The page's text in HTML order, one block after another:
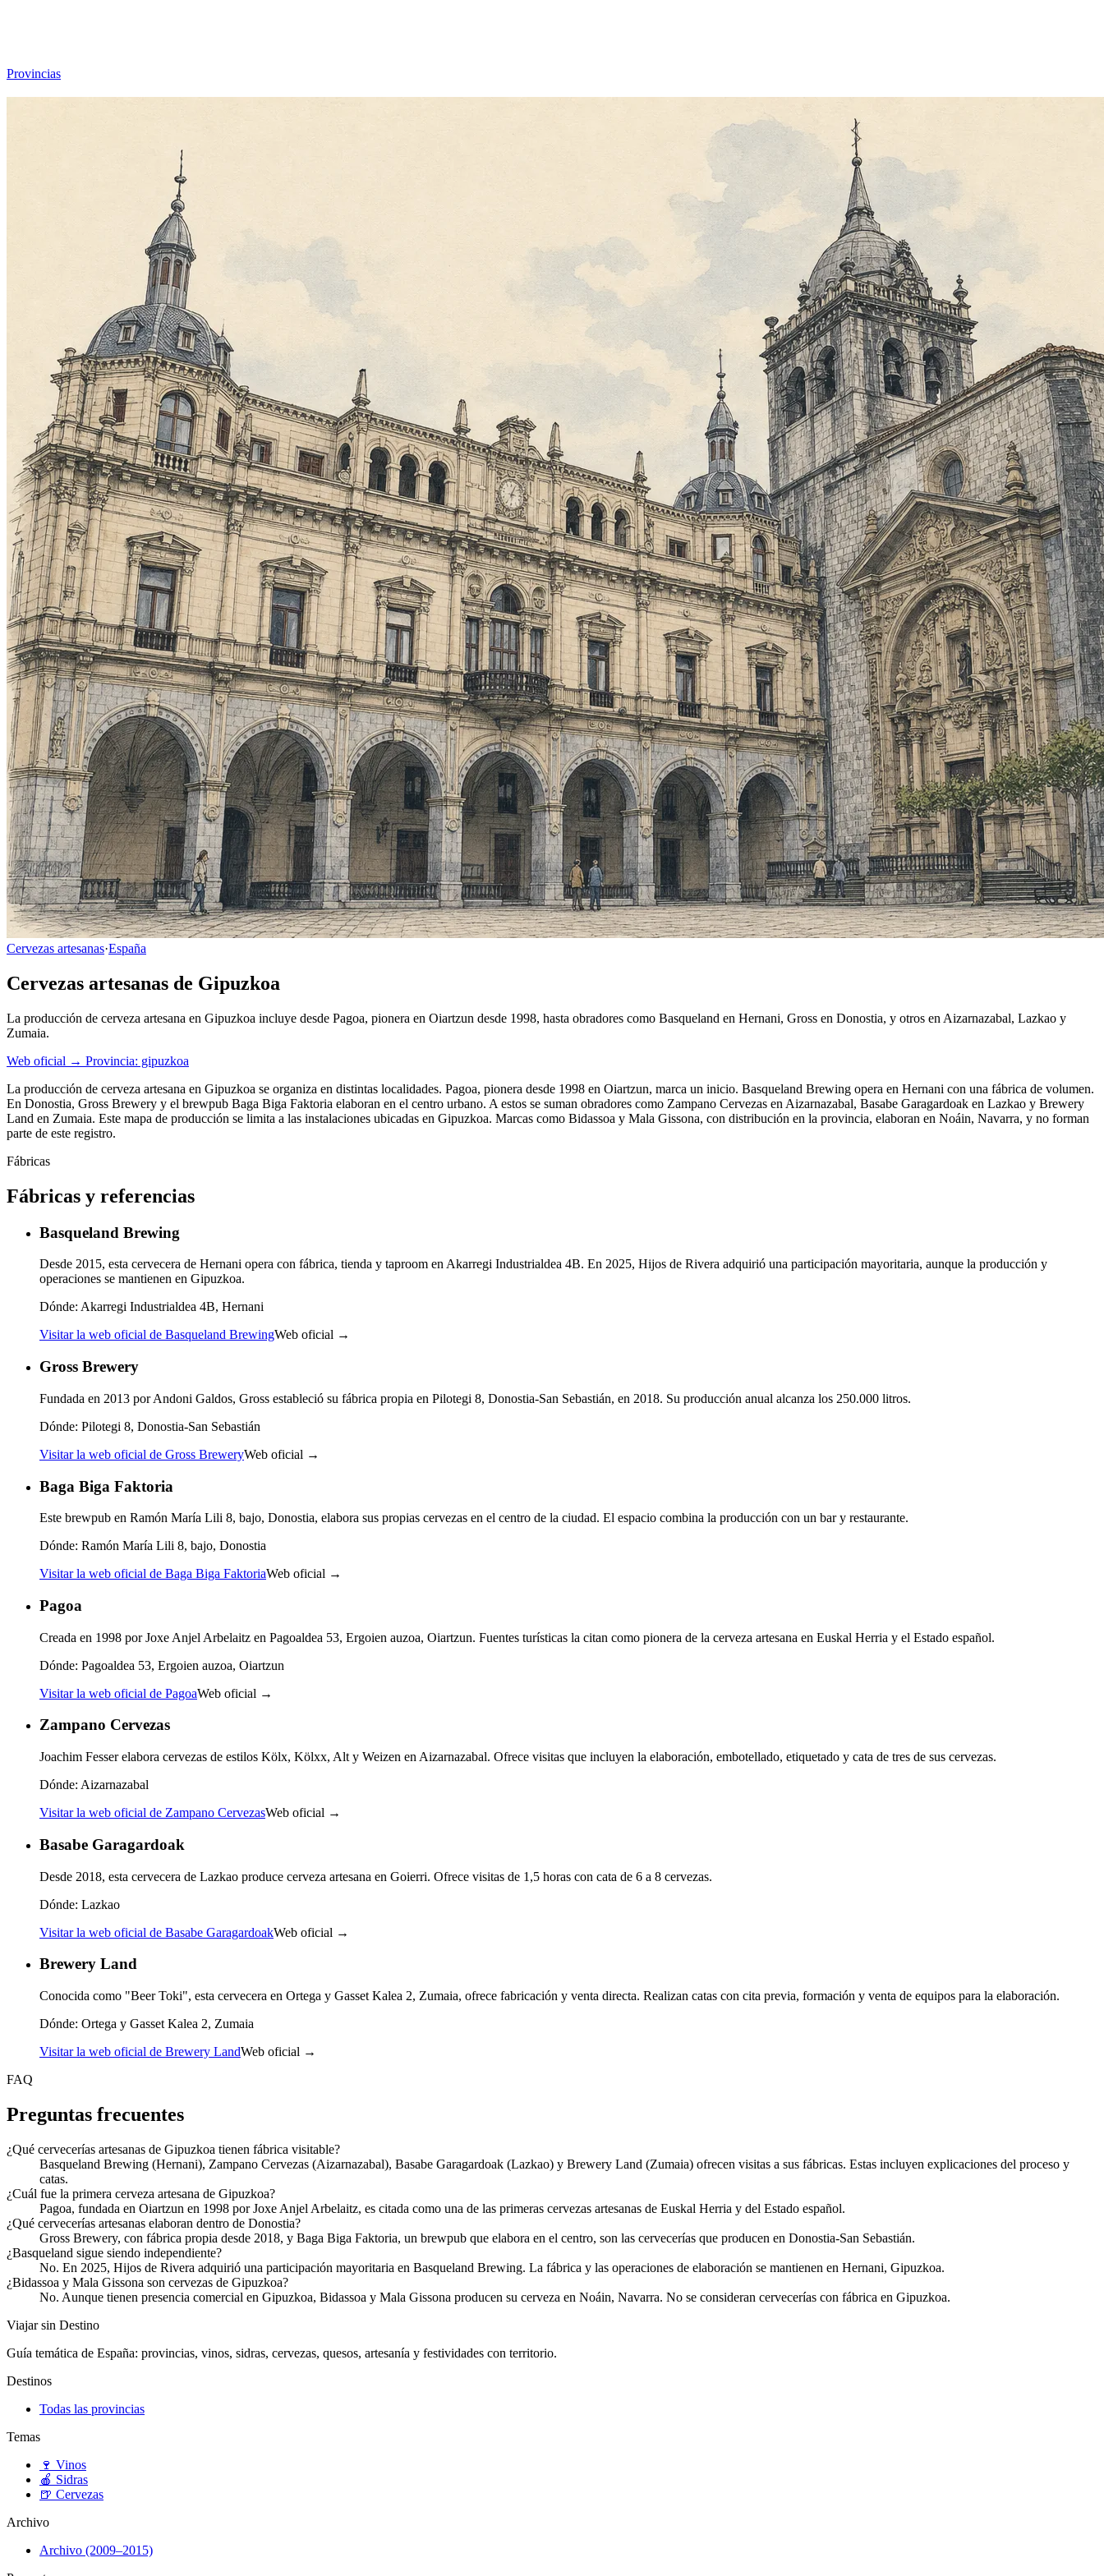
Provincias
Cervezas artesanas·España
Cervezas artesanas de Gipuzkoa
La producción de cerveza artesana en Gipuzkoa incluye desde Pagoa, pionera en Oiartzun desde 1998, hasta obradores como Basqueland en Hernani, Gross en Donostia, y otros en Aizarnazabal, Lazkao y
Zumaia.
Web oficial → Provincia: gipuzkoa
La producción de cerveza artesana en Gipuzkoa se organiza en distintas localidades. Pagoa, pionera desde 1998 en Oiartzun, marca un inicio. Basqueland Brewing opera en Hernani con una fábrica de volumen.
En Donostia, Gross Brewery y el brewpub Baga Biga Faktoria elaboran en el centro urbano. A estos se suman obradores como Zampano Cervezas en Aizarnazabal, Basabe Garagardoak en Lazkao y Brewery
Land en Zumaia. Este mapa de producción se limita a las instalaciones ubicadas en Gipuzkoa. Marcas como Bidassoa y Mala Gissona, con distribución en la provincia, elaboran en Noáin, Navarra, y no forman
parte de este registro.
Fábricas
Fábricas y referencias
Basqueland Brewing
Desde 2015, esta cervecera de Hernani opera con fábrica, tienda y taproom en Akarregi Industrialdea 4B. En 2025, Hijos de Rivera adquirió una participación mayoritaria, aunque la producción y
operaciones se mantienen en Gipuzkoa.
Dónde: Akarregi Industrialdea 4B, Hernani
Visitar la web oficial de Basqueland BrewingWeb oficial →
Gross Brewery
Fundada en 2013 por Andoni Galdos, Gross estableció su fábrica propia en Pilotegi 8, Donostia-San Sebastián, en 2018. Su producción anual alcanza los 250.000 litros.
Dónde: Pilotegi 8, Donostia-San Sebastián
Visitar la web oficial de Gross BreweryWeb oficial →
Baga Biga Faktoria
Este brewpub en Ramón María Lili 8, bajo, Donostia, elabora sus propias cervezas en el centro de la ciudad. El espacio combina la producción con un bar y restaurante.
Dónde: Ramón María Lili 8, bajo, Donostia
Visitar la web oficial de Baga Biga FaktoriaWeb oficial →
Pagoa
Creada en 1998 por Joxe Anjel Arbelaitz en Pagoaldea 53, Ergoien auzoa, Oiartzun. Fuentes turísticas la citan como pionera de la cerveza artesana en Euskal Herria y el Estado español.
Dónde: Pagoaldea 53, Ergoien auzoa, Oiartzun
Visitar la web oficial de PagoaWeb oficial →
Zampano Cervezas
Joachim Fesser elabora cervezas de estilos Kölx, Kölxx, Alt y Weizen en Aizarnazabal. Ofrece visitas que incluyen la elaboración, embotellado, etiquetado y cata de tres de sus cervezas.
Dónde: Aizarnazabal
Visitar la web oficial de Zampano CervezasWeb oficial →
Basabe Garagardoak
Desde 2018, esta cervecera de Lazkao produce cerveza artesana en Goierri. Ofrece visitas de 1,5 horas con cata de 6 a 8 cervezas.
Dónde: Lazkao
Visitar la web oficial de Basabe GaragardoakWeb oficial →
Brewery Land
Conocida como "Beer Toki", esta cervecera en Ortega y Gasset Kalea 2, Zumaia, ofrece fabricación y venta directa. Realizan catas con cita previa, formación y venta de equipos para la elaboración.
Dónde: Ortega y Gasset Kalea 2, Zumaia
Visitar la web oficial de Brewery LandWeb oficial →
FAQ
Preguntas frecuentes
¿Qué cervecerías artesanas de Gipuzkoa tienen fábrica visitable?
Basqueland Brewing (Hernani), Zampano Cervezas (Aizarnazabal), Basabe Garagardoak (Lazkao) y Brewery Land (Zumaia) ofrecen visitas a sus fábricas. Estas incluyen explicaciones del proceso y
catas.
¿Cuál fue la primera cerveza artesana de Gipuzkoa?
Pagoa, fundada en Oiartzun en 1998 por Joxe Anjel Arbelaitz, es citada como una de las primeras cervezas artesanas de Euskal Herria y del Estado español.
¿Qué cervecerías artesanas elaboran dentro de Donostia?
Gross Brewery, con fábrica propia desde 2018, y Baga Biga Faktoria, un brewpub que elabora en el centro, son las cervecerías que producen en Donostia-San Sebastián.
¿Basqueland sigue siendo independiente?
No. En 2025, Hijos de Rivera adquirió una participación mayoritaria en Basqueland Brewing. La fábrica y las operaciones de elaboración se mantienen en Hernani, Gipuzkoa.
¿Bidassoa y Mala Gissona son cervezas de Gipuzkoa?
No. Aunque tienen presencia comercial en Gipuzkoa, Bidassoa y Mala Gissona producen su cerveza en Noáin, Navarra. No se consideran cervecerías con fábrica en Gipuzkoa.
Viajar sin Destino
Guía temática de España: provincias, vinos, sidras, cervezas, quesos, artesanía y festividades con territorio.
Destinos
Todas las provincias
Temas
🍷 Vinos
🍎 Sidras
🍺 Cervezas
Archivo
Archivo (2009–2015)